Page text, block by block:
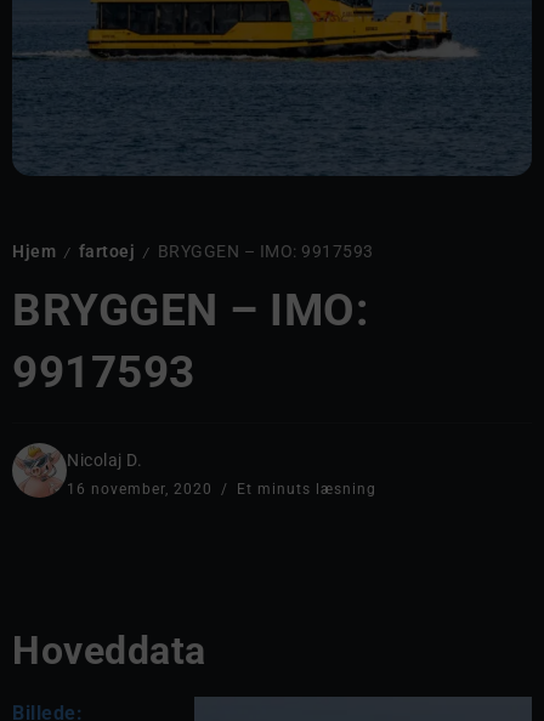
Hjem / fartoej / BRYGGEN – IMO: 9917593
BRYGGEN – IMO:
9917593
Nicolaj D.
16 november, 2020 Et minuts læsning
Hoveddata
Billede: